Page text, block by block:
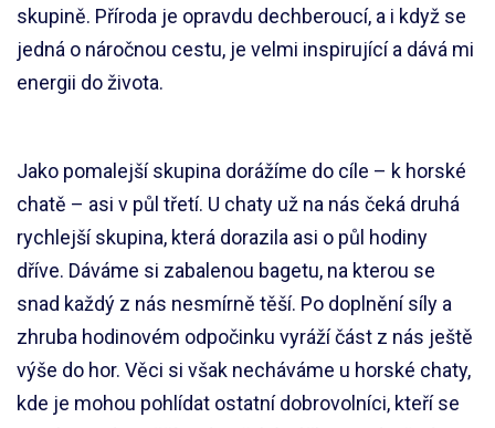
skupině. Příroda je opravdu dechberoucí, a i když se
jedná o náročnou cestu, je velmi inspirující a dává mi
energii do života.
Jako pomalejší skupina dorážíme do cíle – k horské
chatě – asi v půl třetí. U chaty už na nás čeká druhá
rychlejší skupina, která dorazila asi o půl hodiny
dříve. Dáváme si zabalenou bagetu, na kterou se
snad každý z nás nesmírně těší. Po doplnění síly a
zhruba hodinovém odpočinku vyráží část z nás ještě
výše do hor. Věci si však necháváme u horské chaty,
kde je mohou pohlídat ostatní dobrovolníci, kteří se